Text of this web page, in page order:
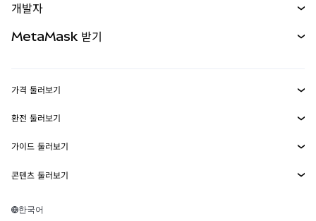
무기한 선물
실물자산
개발자
MetaMask Connect
Snaps
웹3 서비스
MetaMask 받기
보안
고객 지원
채용
가격 둘러보기
이더리움 가격
솔라나 가격
테더 가격
환전 둘러보기
ETH를 USD로 환전
USDT를 INR로 환전
BTC를 INR로 환전
가이드 둘러보기
ETH 매수
콘텐츠 둘러보기
솔라나 지갑
한국어